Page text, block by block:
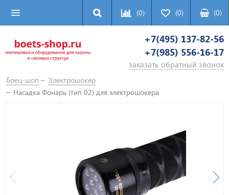
(0) (0) (0)
+7(495) 137-82-56
+7(985) 556-16-17
заказать обратный звонок
Боец-шоп
Электрошокер
Насадка Фонарь (тип 02) для электрошокера